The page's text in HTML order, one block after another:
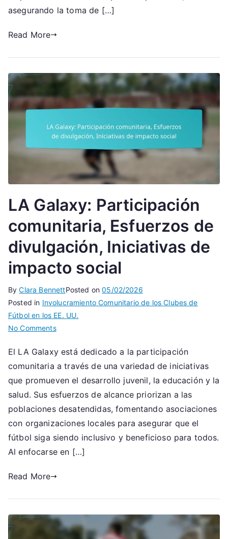
Marco
asegurando la toma de […]
Read More
LA Galaxy: Participación
comunitaria, Esfuerzos de
divulgación, Iniciativas de
impacto social
ByClara BennettPosted on05/02/2026
Posted in Involucramiento Comunitario de los Clubes de
Fútbol en los EE. UU.
No Commentson
Galaxy:
Participación
comunitaria,
Esfuerzos
de
Iniciativas
de
impacto
El LA Galaxy está dedicado a la participación
comunitaria a través de una variedad de iniciativas
que promueven el desarrollo juvenil, la educación y la
salud. Sus esfuerzos de alcance priorizan a las
poblaciones desatendidas, fomentando asociaciones
con organizaciones locales para asegurar que el
fútbol siga siendo inclusivo y beneficioso para todos.
Al enfocarse en […]
Read More